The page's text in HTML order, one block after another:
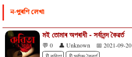
ন-পুৰণি লেখা
মই তোমাৰ অপৰাধী - সৰ্বানন্দ কৈৱৰ্ত
💬 0 👤 Unknown
📅 2021-09-20